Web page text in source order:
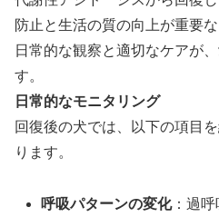
防止と生活の質の向上が重要
日常的な観察と適切なケアが
す。
日常的なモニタリング
回復後の犬では、以下の項目
ります。
呼吸パターンの変化：過呼